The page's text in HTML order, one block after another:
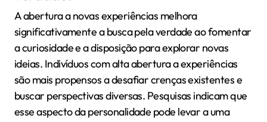
A abertura a novas experiências melhora
significativamente a busca pela verdade ao fomentar
a curiosidade e a disposição para explorar novas
ideias. Indivíduos com alta abertura a experiências
são mais propensos a desafiar crenças existentes e
buscar perspectivas diversas. Pesquisas indicam que
esse aspecto da personalidade pode levar a uma